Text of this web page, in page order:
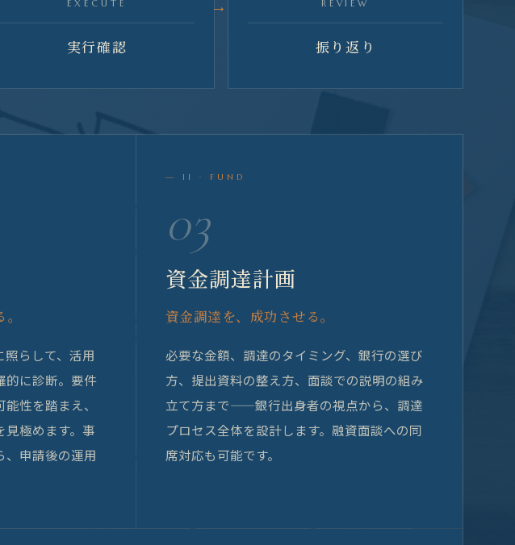
EXECUTE
実行確認
REVIEW
振り返り
らして、活用
的に診断。要件
性を踏まえ、
極めます。事
、申請後の運用
— II · FUND
03
資金調達計画
資金調達を、成功させる。
必要な金額、調達のタイミング、銀行の選び
方、提出資料の整え方、面談での説明の組み
立て方まで——銀行出身者の視点から、調達
プロセス全体を設計します。融資面談への同
席対応も可能です。